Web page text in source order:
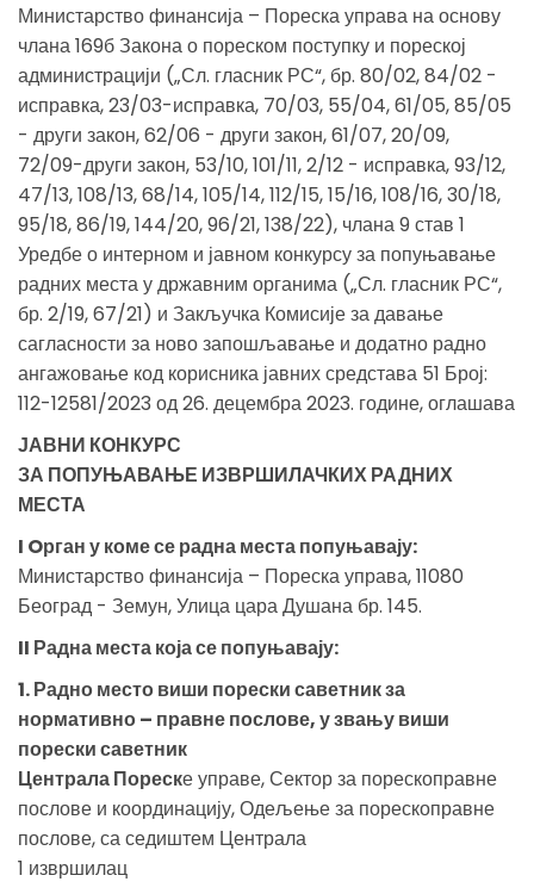
Министарство финансија – Пореска управа на основу
члана 169б Закона о пореском поступку и пореској
администрацији („Сл. гласник РС“, бр. 80/02, 84/02 -
исправка, 23/03-исправка, 70/03, 55/04, 61/05, 85/05
- други закон, 62/06 - други закон, 61/07, 20/09,
72/09-други закон, 53/10, 101/11, 2/12 - исправка, 93/12,
47/13, 108/13, 68/14, 105/14, 112/15, 15/16, 108/16, 30/18,
95/18, 86/19, 144/20, 96/21, 138/22), члана 9 став 1
Уредбе о интерном и јавном конкурсу за попуњавање
радних места у државним органима („Сл. гласник РС“,
бр. 2/19, 67/21) и Закључка Комисије за давање
сагласности за ново запошљавање и додатно радно
ангажовање код корисника јавних средстава 51 Број:
112-12581/2023 од 26. децембра 2023. године, оглашава
ЈАВНИ КОНКУРС
ЗА ПОПУЊАВАЊЕ ИЗВРШИЛАЧКИХ РАДНИХ
МЕСТА
I Oрган у коме се радна места попуњавају:
Министарство финансија – Пореска управа, 11080
Београд - Земун, Улица цара Душана бр. 145.
II Радна места која се попуњавају:
1. Радно место виши порески саветник за
нормативно – правне послове, у звању виши
порески саветник
Централа Пореске управе, Сектор за порескоправне
послове и координацију, Одељење за порескоправне
послове, са седиштем Централа
1 извршилац